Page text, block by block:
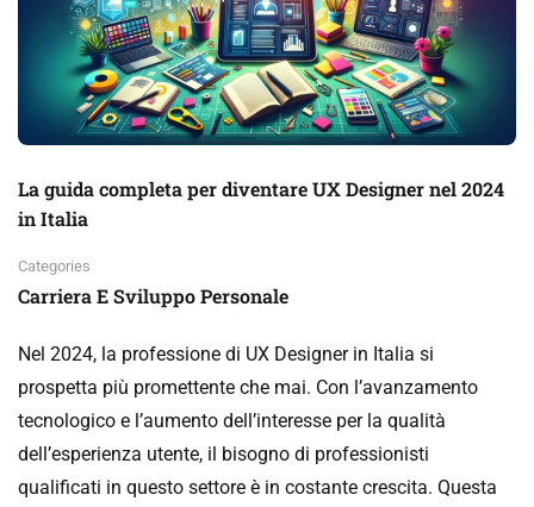
La guida completa per diventare UX Designer nel 2024
in Italia
Categories
Carriera E Sviluppo Personale
Nel 2024, la professione di UX Designer in Italia si
prospetta più promettente che mai. Con l’avanzamento
tecnologico e l’aumento dell’interesse per la qualità
dell’esperienza utente, il bisogno di professionisti
qualificati in questo settore è in costante crescita. Questa